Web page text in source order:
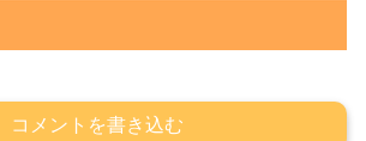
コメントを書き込む